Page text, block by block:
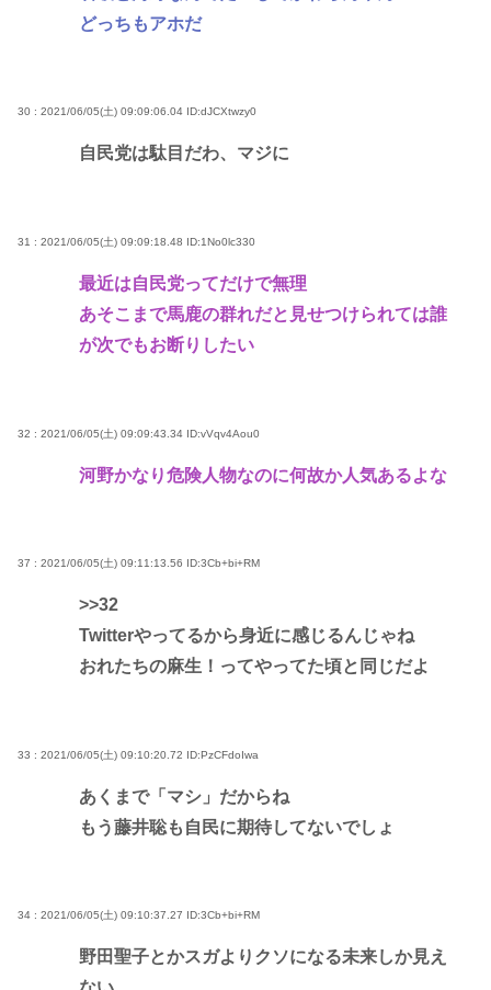
どっちもアホだ
30 : 2021/06/05(土) 09:09:06.04 ID:dJCXtwzy0
自民党は駄目だわ、マジに
31 : 2021/06/05(土) 09:09:18.48 ID:1No0lc330
最近は自民党ってだけで無理
あそこまで馬鹿の群れだと見せつけられては誰
が次でもお断りしたい
32 : 2021/06/05(土) 09:09:43.34 ID:vVqv4Aou0
河野かなり危険人物なのに何故か人気あるよな
37 : 2021/06/05(土) 09:11:13.56 ID:3Cb+bi+RM
>>32
Twitterやってるから身近に感じるんじゃね
おれたちの麻生！ってやってた頃と同じだよ
33 : 2021/06/05(土) 09:10:20.72 ID:PzCFdoIwa
あくまで「マシ」だからね
もう藤井聡も自民に期待してないでしょ
34 : 2021/06/05(土) 09:10:37.27 ID:3Cb+bi+RM
野田聖子とかスガよりクソになる未来しか見え